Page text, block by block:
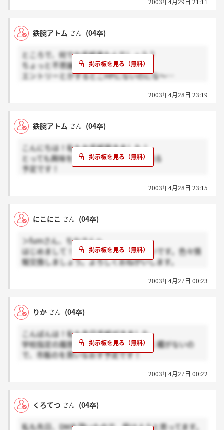
あんまり情報ないのですが、興味あるので受けてみよ
2003年4月29日 21:11
鉄腕アトム さん (04卒)
ところで、何でお手紙来たんでしょう？
ちょっと不思議だったんです◆
エントリーとかするとこHPにないのにな～…
2003年4月28日 23:19
鉄腕アトム さん (04卒)
こんにちは！私もお手紙届きました！
とっても興味を持っていて、履歴書を送る
予定です！
働けたら気持ち的にもすごく良いでしょうね☆
ところで履歴書での書類選考って、
エントリーシートよりも何か難しい気がして
ありきたりの内容でアピールしなきゃならない
なんて！！
怖いよーぅ…
2003年4月28日 23:15
にこにこ さん (04卒)
＞fumさん、ちなさんへ
はじめまして！私もかなりここ行きたいです。色々情
報交換しましょう。よろしくおねがいします。
料請求したのでしょうか？知りたいのでよろしくお願
いします。
望動機書く欄とかなくて・・。市販のいいやつ探して
書こうかなと考え中です。探さなきゃ！
2003年4月27日 00:23
りか さん (04卒)
こんばんは！私も先日手紙がきました。
学校指定の履歴書は志望動機などを書く欄がないの
で、市販のを買いなおす予定です！
2003年4月27日 00:22
くろてつ さん (04卒)
私も先日、DMを頂いたので、受けようと思ってます。